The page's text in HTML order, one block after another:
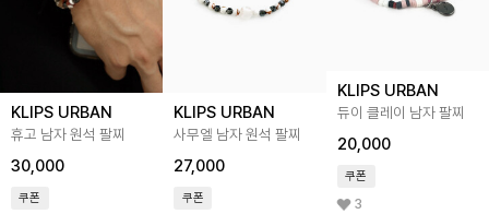
KLIPS URBAN
휴고 남자 원석 팔찌
30,000
쿠폰
KLIPS URBAN
사무엘 남자 원석 팔찌
27,000
쿠폰
KLIPS URBAN
듀이 클레이 남자 팔찌
20,000
쿠폰
3